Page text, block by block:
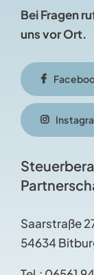
Bei Fragen
uns vor Ort.
Saarstraße
54634